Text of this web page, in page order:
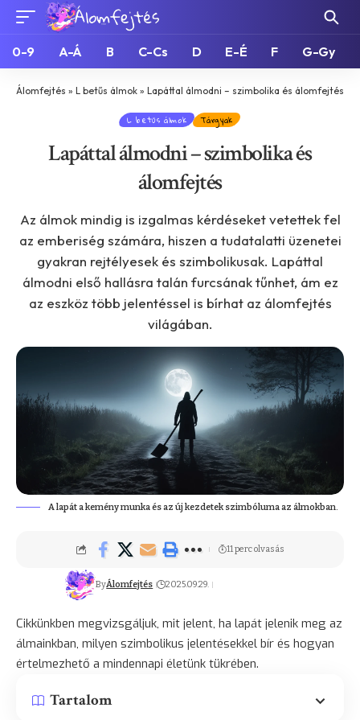
0-9 A-Á B C-Cs D E-É F G-Gy
Álomfejtés » L betűs álmok » Lapáttal álmodni – szimbolika és álomfejtés
L betűs álmok Tárgyak
Lapáttal álmodni – szimbolika és
álomfejtés
Az álmok mindig is izgalmas kérdéseket vetettek fel
az emberiség számára, hiszen a tudatalatti üzenetei
gyakran rejtélyesek és szimbolikusak. Lapáttal
álmodni első hallásra talán furcsának tűnhet, ám ez
az eszköz több jelentéssel is bírhat az álomfejtés
világában.
A lapát a kemény munka és az új kezdetek szimbóluma az álmokban.
ByÁlomfejtés 2025.09.29.
11 perc olvasás
Cikkünkben megvizsgáljuk, mit jelent, ha lapát jelenik meg az
álmainkban, milyen szimbolikus jelentésekkel bír és hogyan
értelmezhető a mindennapi életünk tükrében.
Tartalom